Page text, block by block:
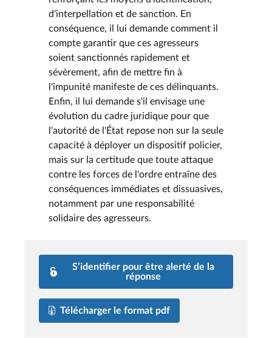
d'interpellation et de sanction. En
conséquence, il lui demande comment il
compte garantir que ces agresseurs
soient sanctionnés rapidement et
sévèrement, afin de mettre fin à
l'impunité manifeste de ces délinquants.
Enfin, il lui demande s'il envisage une
évolution du cadre juridique pour que
l'autorité de l'État repose non sur la seule
capacité à déployer un dispositif policier,
mais sur la certitude que toute attaque
contre les forces de l'ordre entraîne des
conséquences immédiates et dissuasives,
notamment par une responsabilité
solidaire des agresseurs.
S’identifier pour être alerté de la
réponse
Télécharger le format pdf